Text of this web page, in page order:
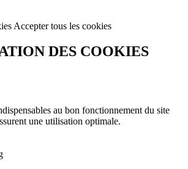
Accepter tous les cookies
DES COOKIES
au bon fonctionnement du site
une utilisation optimale.